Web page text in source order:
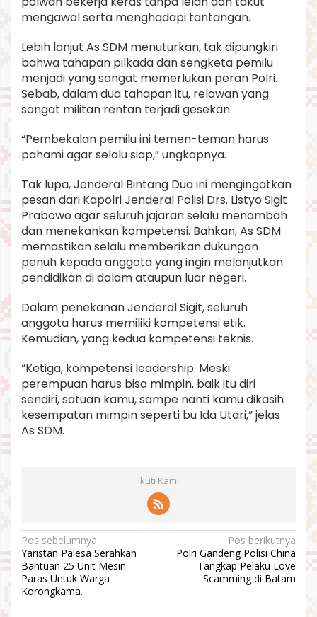
mengawal serta menghadapi tantangan.
Lebih lanjut As SDM menuturkan, tak dipungkiri
bahwa tahapan pilkada dan sengketa pemilu
menjadi yang sangat memerlukan peran Polri.
Sebab, dalam dua tahapan itu, relawan yang
sangat militan rentan terjadi gesekan.
“Pembekalan pemilu ini temen-teman harus
pahami agar selalu siap,” ungkapnya.
Tak lupa, Jenderal Bintang Dua ini mengingatkan
pesan dari Kapolri Jenderal Polisi Drs. Listyo Sigit
Prabowo agar seluruh jajaran selalu menambah
dan menekankan kompetensi. Bahkan, As SDM
memastikan selalu memberikan dukungan
penuh kepada anggota yang ingin melanjutkan
pendidikan di dalam ataupun luar negeri.
Dalam penekanan Jenderal Sigit, seluruh
anggota harus memiliki kompetensi etik.
Kemudian, yang kedua kompetensi teknis.
“Ketiga, kompetensi leadership. Meski
perempuan harus bisa mimpin, baik itu diri
sendiri, satuan kamu, sampe nanti kamu dikasih
kesempatan mimpin seperti bu Ida Utari,” jelas
As SDM.
Ikuti Kami
N
a
v
i
Pos sebelumnya
Yaristan Palesa Serahkan
Bantuan 25 Unit Mesin
Paras Untuk Warga
Korongkama.
Pos berikutnya
Polri Gandeng Polisi China
Tangkap Pelaku Love
Scamming di Batam